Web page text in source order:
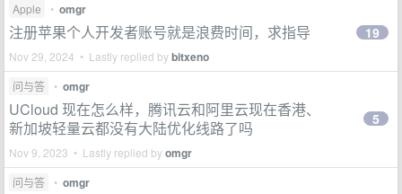
Apple • omgr
注册苹果个人开发者账号就是浪费时间，求指导
Nov 29, 2024 • Lastly replied bybitxeno
19
问与答 • omgr
UCloud 现在怎么样，腾讯云和阿里云现在香港、
新加坡轻量云都没有大陆优化线路了吗
Nov 9, 2023 • Lastly replied byomgr
5
问与答 • omgr